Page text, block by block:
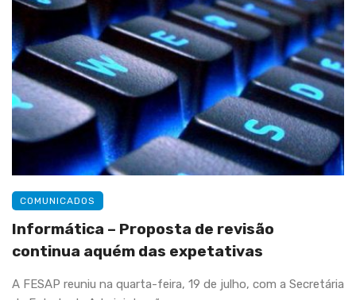
COMUNICADOS
Informática – Proposta de revisão
continua aquém das expetativas
A FESAP reuniu na quarta-feira, 19 de julho, com a Secretária